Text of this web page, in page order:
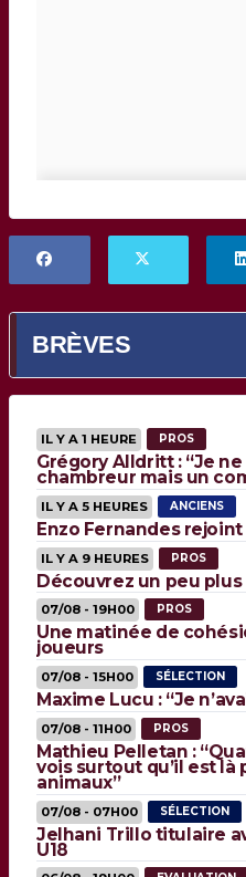
BRÈVES
IL Y A 1 HEURE PROS
Grégory Alldritt : “Je
chambreur mais un
IL Y A 5 HEURES ANCIENS
Enzo Fernandes rejoint
IL Y A 9 HEURES PROS
Découvrez un peu
07/08 - 19H00 PROS
Une matinée de
joueurs
07/08 - 15H00 SÉLECTION
Maxime Lucu : “Je
07/08 - 11H00 PROS
Mathieu Pelletan :
vois surtout qu’il est là
animaux”
07/08 - 07H00 SÉLECTION
Jelhani Trillo titulaire
U18